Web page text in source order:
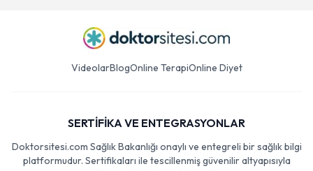
VideolarBlogOnline TerapiOnline Diyet
SERTİFİKA VE ENTEGRASYONLAR
Doktorsitesi.com Sağlık Bakanlığı onaylı ve entegreli bir sağlık bilgi
platformudur. Sertifikaları ile tescillenmiş güvenilir altyapısıyla